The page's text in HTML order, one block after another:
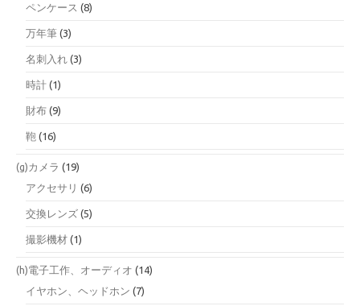
ペンケース (8)
万年筆 (3)
名刺入れ (3)
時計 (1)
財布 (9)
鞄 (16)
(g)カメラ (19)
アクセサリ (6)
交換レンズ (5)
撮影機材 (1)
(h)電子工作、オーディオ (14)
イヤホン、ヘッドホン (7)